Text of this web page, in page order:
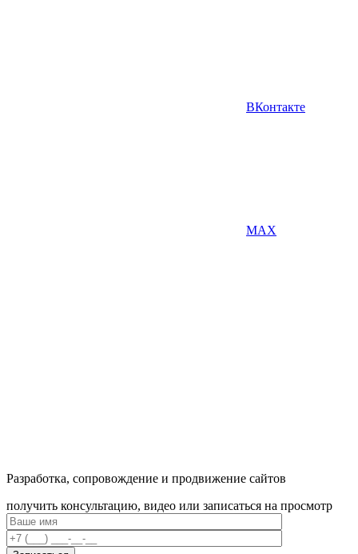
ВКонтакте
MAX
Разработка, сопровождение и продвижение сайтов
получить консультацию, видео или записаться на просмотр